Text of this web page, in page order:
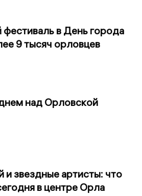
в День города
9 тысяч орловцев
над Орловской
и звездные артисты: что
в центре Орла